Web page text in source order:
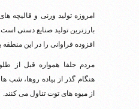
امروزه تولید ورنی و قالیچه
بارزترین تولید صنایع دستی
افزوده فراوانی را در این
مردم جلفا همواره قبل از
هنگام گذر از پیاده روها، شب
از میوه های توت تناول می کنند.